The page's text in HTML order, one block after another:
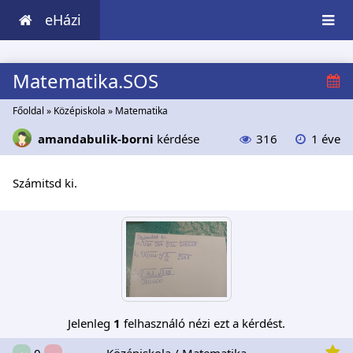
eHázi
Matematika.SOS
Főoldal » Középiskola » Matematika
amandabulik-borni kérdése 316 1 éve
Számitsd ki.
Jelenleg 1 felhasználó nézi ezt a kérdést.